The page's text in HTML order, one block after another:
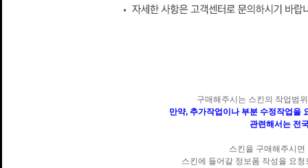
구매해주시는 스킨의 작업범
만약, 추가작업이나 부분 수정작업을
관련해서는 전
스킨을 구매해주시
스킨에 들어갈 정보폼 작성을 요